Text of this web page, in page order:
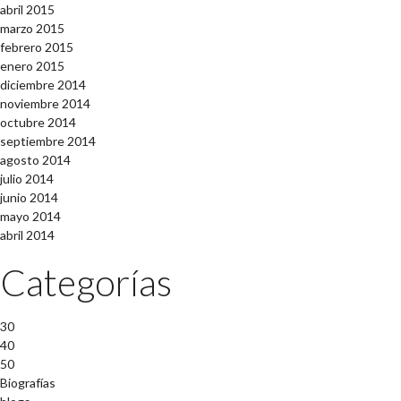
abril 2015
marzo 2015
febrero 2015
enero 2015
diciembre 2014
noviembre 2014
octubre 2014
septiembre 2014
agosto 2014
julio 2014
junio 2014
mayo 2014
abril 2014
Categorías
30
40
50
Biografías